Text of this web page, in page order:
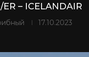
– ICELANDAIR
17.10.2023